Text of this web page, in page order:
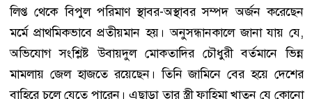
লিপ্ত থেকে বিপুল পরিমাণ স্থাবর-অস্থাবর সম্পদ অর্জন করেছেন
মর্মে প্রাথমিকভাবে প্রতীয়মান হয়। অনুসন্ধানকালে জানা যায় যে,
অভিযোগ সংশ্লিষ্ট উবায়দুল মোকতাদির চৌধুরী বর্তমানে ভিন্ন
মামলায় জেল হাজতে রয়েছেন। তিনি জামিনে বের হয়ে দেশের
বাহিরে চলে যেতে পারেন। এছাড়া তার স্ত্রী ফাহিমা খাতুন যে কোনো